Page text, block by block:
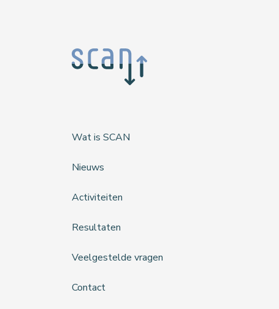
Wat is SCAN
Nieuws
Activiteiten
Resultaten
Veelgestelde vragen
Contact